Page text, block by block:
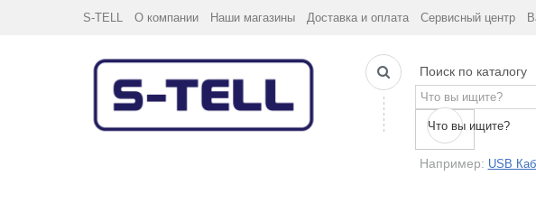
S-TELL О компании Наши магазины Доставка и оплата Сервисный центр
Поиск по каталогу
Что вы ищите?
Например: USB